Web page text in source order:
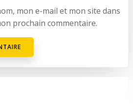
mon e-mail et mon site dans
prochain commentaire.